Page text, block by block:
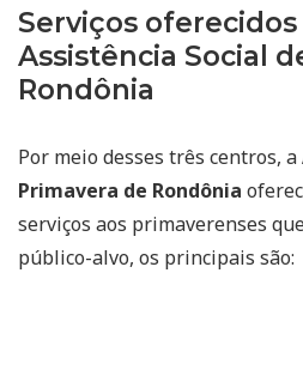
Serviços oferecidos
Assistência Social
Rondônia
Por meio desses três centros, a
Primavera de Rondônia
serviços aos primaverenses
público-alvo, os principais são: